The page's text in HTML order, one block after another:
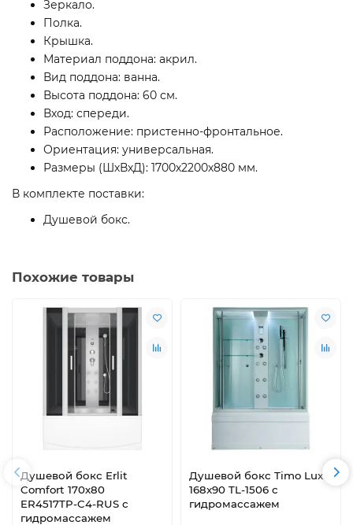
Зеркало.
Полка.
Крышка.
Материал поддона: акрил.
Вид поддона: ванна.
Высота поддона: 60 см.
Вход: спереди.
Расположение: пристенно-фронтальное.
Ориентация: универсальная.
Размеры (ШхВхД): 1700х2200х880 мм.
В комплекте поставки:
Душевой бокс.
Похожие товары
Душевой бокс Erlit
Comfort 170х80
ER4517TP-C4-RUS с
гидромассажем
Душевой бокс Timo Lux
168x90 TL-1506 с
гидромассажем